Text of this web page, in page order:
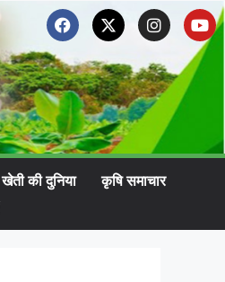
खेती की दुनिया
कृषि समाचार